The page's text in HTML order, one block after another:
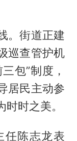
。街道正建
巡查管护机
包”制度，
居民主动参
时之美。
任陈志龙表